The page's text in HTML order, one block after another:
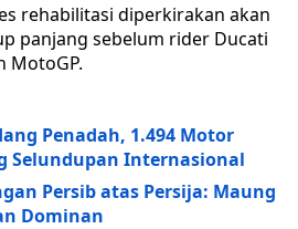
rehabilitasi diperkirakan akan
panjang sebelum rider Ducati
MotoGP.
Penadah, 1.494 Motor
Selundupan Internasional
Persib atas Persija: Maung
Dominan